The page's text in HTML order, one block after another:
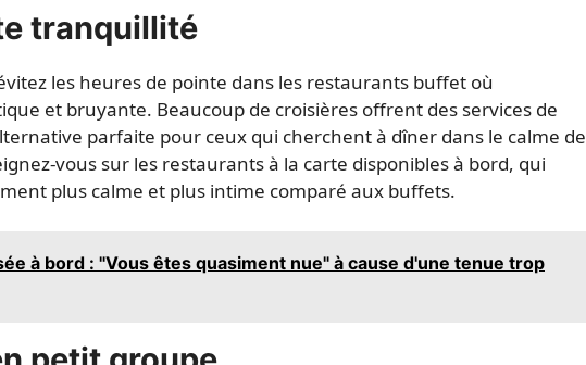
tranquillité
les heures de pointe dans les restaurants buffet où
et bruyante. Beaucoup de croisières offrent des services de
parfaite pour ceux qui cherchent à dîner dans le calme de
vous sur les restaurants à la carte disponibles à bord, qui
plus calme et plus intime comparé aux buffets.
à bord : "Vous êtes quasiment nue" à cause d'une tenue trop